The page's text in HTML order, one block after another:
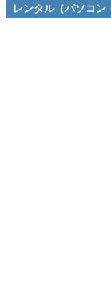
レンタル（パソコン